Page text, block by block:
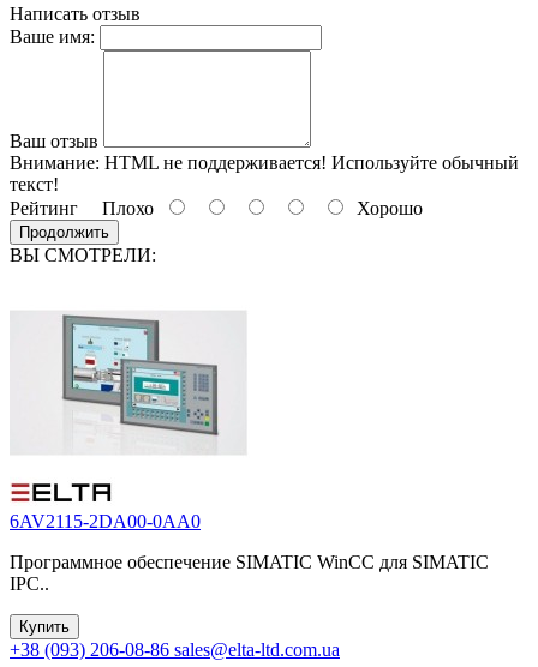
Написать отзыв
Ваше имя:
Ваш отзыв
Внимание: HTML не поддерживается! Используйте обычный
текст!
Рейтинг Плохо Хорошо
Продолжить
ВЫ СМОТРЕЛИ:
6AV2115-2DA00-0AA0
Программное обеспечение SIMATIC WinCC для SIMATIC
IPC..
Купить
+38 (093) 206-08-86 sales@elta-ltd.com.ua